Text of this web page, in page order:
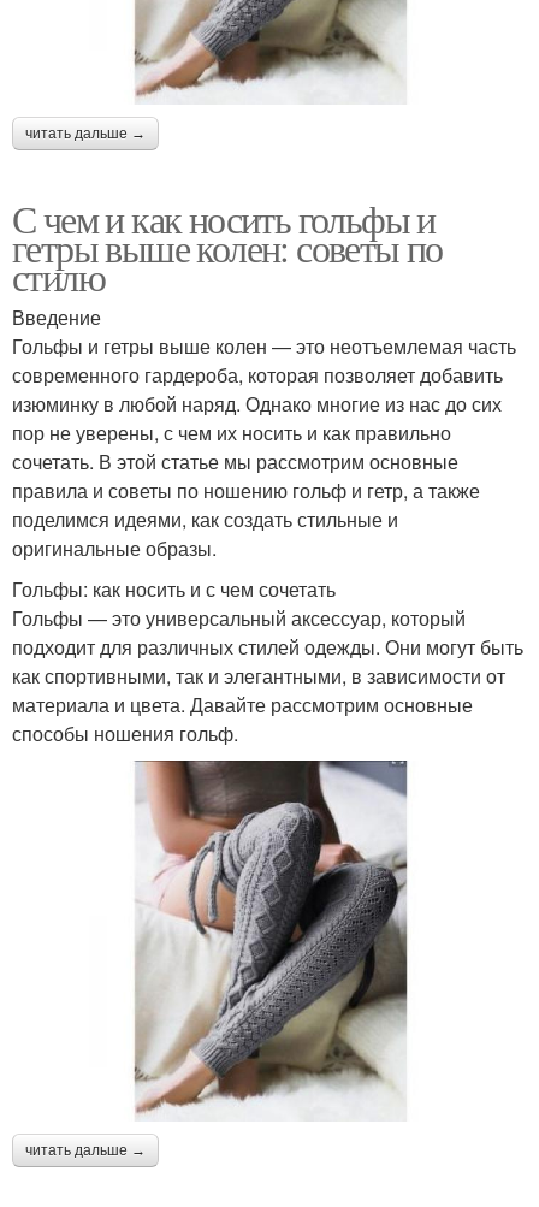
читать дальше →
С чем и как носить гольфы и
гетры выше колен: советы по
стилю
Введение
Гольфы и гетры выше колен — это неотъемлемая часть
современного гардероба, которая позволяет добавить
изюминку в любой наряд. Однако многие из нас до сих
пор не уверены, с чем их носить и как правильно
сочетать. В этой статье мы рассмотрим основные
правила и советы по ношению гольф и гетр, а также
поделимся идеями, как создать стильные и
оригинальные образы.
Гольфы: как носить и с чем сочетать
Гольфы — это универсальный аксессуар, который
подходит для различных стилей одежды. Они могут быть
как спортивными, так и элегантными, в зависимости от
материала и цвета. Давайте рассмотрим основные
способы ношения гольф.
читать дальше →